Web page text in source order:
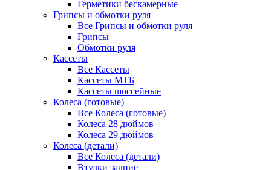
Герметики бескамерные
Грипсы и обмотки руля
Все Грипсы и обмотки руля
Грипсы
Обмотки руля
Кассеты
Все Кассеты
Кассеты МТБ
Кассеты шоссейные
Колеса (готовые)
Все Колеса (готовые)
Колеса 28 дюймов
Колеса 29 дюймов
Колеса (детали)
Все Колеса (детали)
Втулки задние